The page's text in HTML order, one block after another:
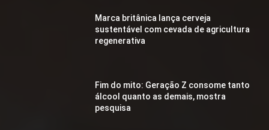
Marca britânica lança cerveja
sustentável com cevada de agricultura
regenerativa
Fim do mito: Geração Z consome tanto
álcool quanto as demais, mostra
pesquisa